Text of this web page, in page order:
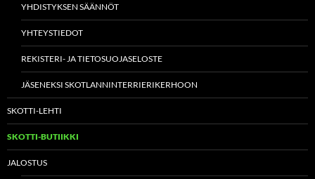
YHDISTYKSEN SÄÄNNÖT
YHTEYSTIEDOT
REKISTERI- JA TIETOSUOJASELOSTE
JÄSENEKSI SKOTLANNINTERRIERIKERHOON
SKOTTI-LEHTI
SKOTTI-BUTIIKKI
JALOSTUS